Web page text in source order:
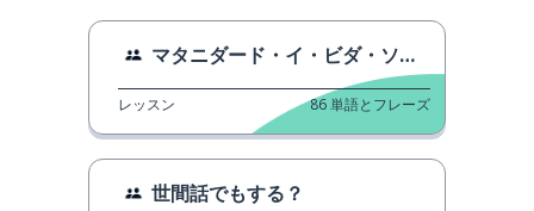
マタニダード・イ・ビダ・ソシアル
レッスン 86単語とフレーズ
世間話でもする？